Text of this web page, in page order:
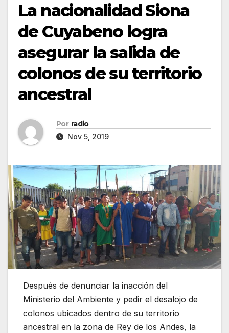
La nacionalidad Siona
de Cuyabeno logra
asegurar la salida de
colonos de su territorio
ancestral
Por radio
Nov 5, 2019
Después de denunciar la inacción del
Ministerio del Ambiente y pedir el desalojo de
colonos ubicados dentro de su territorio
ancestral en la zona de Rey de los Andes, la